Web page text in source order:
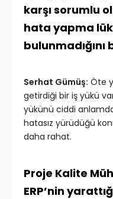
karşı sorumlu
hata yapma
Serhat Gümüş: Öte
getirdiği bir iş yükü
yükünü ciddi
hatasız yürüdüğü
daha rahat.
Proje Kalite
ERP’nin